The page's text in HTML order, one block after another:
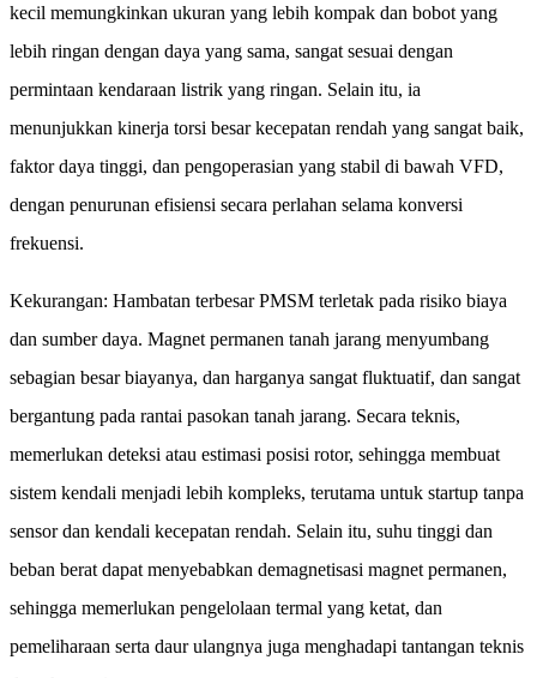
kecil memungkinkan ukuran yang lebih kompak dan bobot yang
lebih ringan dengan daya yang sama, sangat sesuai dengan
permintaan kendaraan listrik yang ringan. Selain itu, ia
menunjukkan kinerja torsi besar kecepatan rendah yang sangat baik,
faktor daya tinggi, dan pengoperasian yang stabil di bawah VFD,
dengan penurunan efisiensi secara perlahan selama konversi
frekuensi.
Kekurangan: Hambatan terbesar PMSM terletak pada risiko biaya
dan sumber daya. Magnet permanen tanah jarang menyumbang
sebagian besar biayanya, dan harganya sangat fluktuatif, dan sangat
bergantung pada rantai pasokan tanah jarang. Secara teknis,
memerlukan deteksi atau estimasi posisi rotor, sehingga membuat
sistem kendali menjadi lebih kompleks, terutama untuk startup tanpa
sensor dan kendali kecepatan rendah. Selain itu, suhu tinggi dan
beban berat dapat menyebabkan demagnetisasi magnet permanen,
sehingga memerlukan pengelolaan termal yang ketat, dan
pemeliharaan serta daur ulangnya juga menghadapi tantangan teknis